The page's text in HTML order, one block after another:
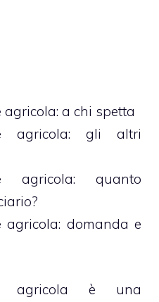
a chi spetta
agricola: gli altri
agricola: quanto
agricola: domanda e
agricola è una